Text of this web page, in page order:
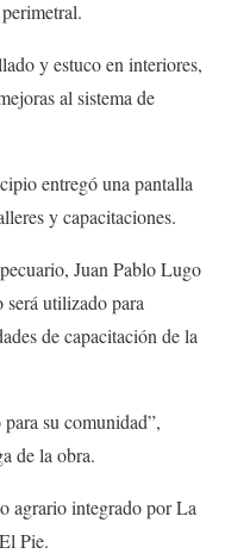
y estuco en interiores,
al sistema de
entregó una pantalla
y capacitaciones.
Juan Pablo Lugo
utilizado para
de capacitación de la
su comunidad”,
de la obra.
agrario integrado por La
Pie.